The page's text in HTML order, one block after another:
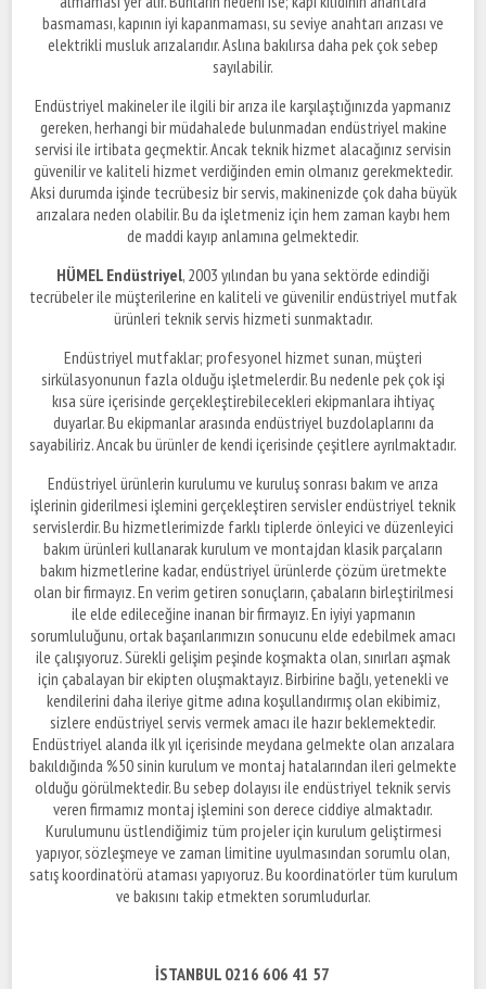
basmaması, kapının iyi kapanmaması, su seviye anahtarı arızası ve
elektrikli musluk arızalarıdır. Aslına bakılırsa daha pek çok sebep
sayılabilir.
Endüstriyel makineler ile ilgili bir arıza ile karşılaştığınızda yapmanız
gereken, herhangi bir müdahalede bulunmadan endüstriyel makine
servisi ile irtibata geçmektir. Ancak teknik hizmet alacağınız servisin
güvenilir ve kaliteli hizmet verdiğinden emin olmanız gerekmektedir.
Aksi durumda işinde tecrübesiz bir servis, makinenizde çok daha büyük
arızalara neden olabilir. Bu da işletmeniz için hem zaman kaybı hem
de maddi kayıp anlamına gelmektedir.
HÜMEL Endüstriyel, 2003 yılından bu yana sektörde edindiği
tecrübeler ile müşterilerine en kaliteli ve güvenilir endüstriyel mutfak
ürünleri teknik servis hizmeti sunmaktadır.
Endüstriyel mutfaklar; profesyonel hizmet sunan, müşteri
sirkülasyonunun fazla olduğu işletmelerdir. Bu nedenle pek çok işi
kısa süre içerisinde gerçekleştirebilecekleri ekipmanlara ihtiyaç
duyarlar. Bu ekipmanlar arasında endüstriyel buzdolaplarını da
sayabiliriz. Ancak bu ürünler de kendi içerisinde çeşitlere ayrılmaktadır.
Endüstriyel ürünlerin kurulumu ve kuruluş sonrası bakım ve arıza
işlerinin giderilmesi işlemini gerçekleştiren servisler endüstriyel teknik
servislerdir. Bu hizmetlerimizde farklı tiplerde önleyici ve düzenleyici
bakım ürünleri kullanarak kurulum ve montajdan klasik parçaların
bakım hizmetlerine kadar, endüstriyel ürünlerde çözüm üretmekte
olan bir firmayız. En verim getiren sonuçların, çabaların birleştirilmesi
ile elde edileceğine inanan bir firmayız. En iyiyi yapmanın
sorumluluğunu, ortak başarılarımızın sonucunu elde edebilmek amacı
ile çalışıyoruz. Sürekli gelişim peşinde koşmakta olan, sınırları aşmak
için çabalayan bir ekipten oluşmaktayız. Birbirine bağlı, yetenekli ve
kendilerini daha ileriye gitme adına koşullandırmış olan ekibimiz,
sizlere endüstriyel servis vermek amacı ile hazır beklemektedir.
Endüstriyel alanda ilk yıl içerisinde meydana gelmekte olan arızalara
bakıldığında %50 sinin kurulum ve montaj hatalarından ileri gelmekte
olduğu görülmektedir. Bu sebep dolayısı ile endüstriyel teknik servis
veren firmamız montaj işlemini son derece ciddiye almaktadır.
Kurulumunu üstlendiğimiz tüm projeler için kurulum geliştirmesi
yapıyor, sözleşmeye ve zaman limitine uyulmasından sorumlu olan,
satış koordinatörü ataması yapıyoruz. Bu koordinatörler tüm kurulum
ve bakısını takip etmekten sorumludurlar.
İSTANBUL 0216 606 41 57